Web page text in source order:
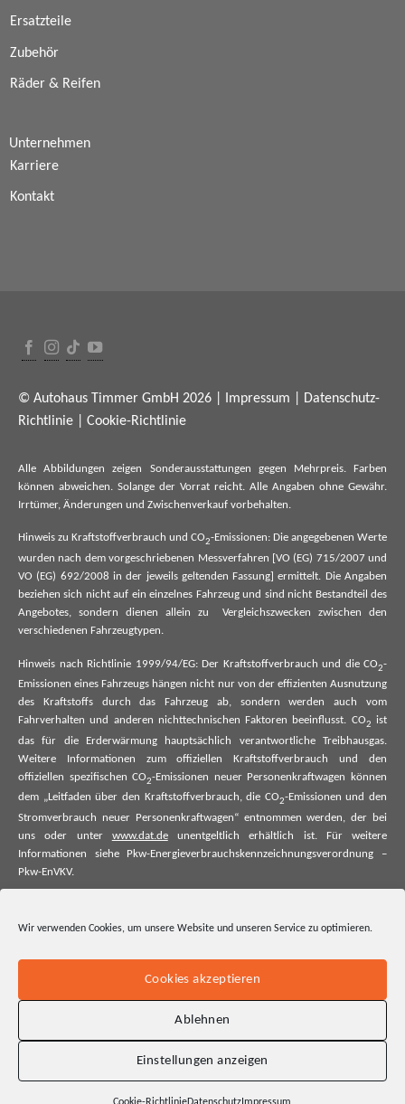
Wir verwenden Cookies, um unsere Website und unseren Service zu optimieren.
Cookies akzeptieren
Ablehnen
Einstellungen anzeigen
Ersatzteile
Zubehör
Räder & Reifen
Unternehmen
Karriere
Kontakt
© Autohaus Timmer GmbH 2026 | Impressum
Datenschutz-
Richtlinie
Cookie-Richtlinie
Alle Abbildungen zeigen Sonderausstattungen gegen Mehrpreis. Farben
können abweichen. Solange der Vorrat reicht. Alle Angaben ohne Gewähr.
Irrtümer, Änderungen und Zwischenverkauf vorbehalten.
Hinweis zu Kraftstoffverbrauch und CO2-Emissionen: Die angegebenen Werte
wurden nach dem vorgeschriebenen Messverfahren [VO (EG) 715/2007 und
VO (EG) 692/2008 in der jeweils geltenden Fassung] ermittelt. Die Angaben
beziehen sich nicht auf ein einzelnes Fahrzeug und sind nicht Bestandteil des
Angebotes, sondern dienen allein zu Vergleichszwecken zwischen den
verschiedenen Fahrzeugtypen.
Hinweis nach Richtlinie 1999/94/EG: Der Kraftstoffverbrauch und die CO2-
Emissionen eines Fahrzeugs hängen nicht nur von der effizienten Ausnutzung
des Kraftstoffs durch das Fahrzeug ab, sondern werden auch vom
Fahrverhalten und anderen nichttechnischen Faktoren beeinflusst. CO2
ist
das für die Erderwärmung hauptsächlich verantwortliche Treibhausgas.
Weitere Informationen zum offiziellen Kraftstoffverbrauch und den
offiziellen spezifischen CO2-Emissionen neuer Personenkraftwagen können
dem „Leitfaden über den Kraftstoffverbrauch, die CO2-Emissionen und den
Stromverbrauch neuer Personenkraftwagen“ entnommen werden, der bei
uns oder unter www.dat.deunentgeltlich erhältlich ist. Für weitere
Informationen siehe Pkw-Energieverbrauchskennzeichnungsverordnung –
Pkw-EnVKV.
offiziellen spezifischen CO₂-Emissionen und ggf. zum Stromverbrauch neuer
offiziellen spezifischen CO₂-Emissionen und den offiziellen Stromverbrauch
neuer Pkw entnommen werden. Dieser ist an allen Verkaufsstellen und bei
der Deutschen Automobil Treuhand GmbH unentgeltlich erhältlich, sowie